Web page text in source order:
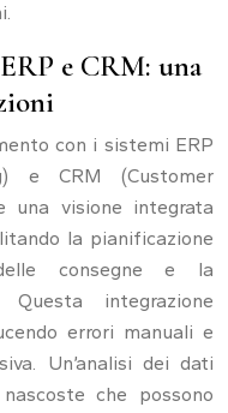
e CRM: una
con i sistemi ERP
e CRM (Customer
una visione integrata
la pianificazione
consegne e la
integrazione
errori manuali e
Un’analisi dei dati
che possono